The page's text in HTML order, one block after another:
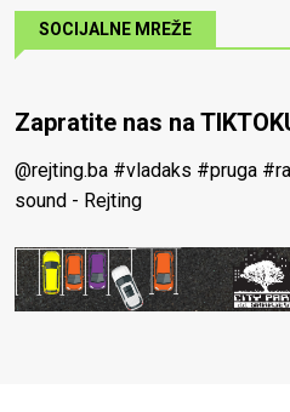
SOCIJALNE MREŽE
Zapratite nas na
@rejting.ba #vladaks #pruga
sound - Rejting